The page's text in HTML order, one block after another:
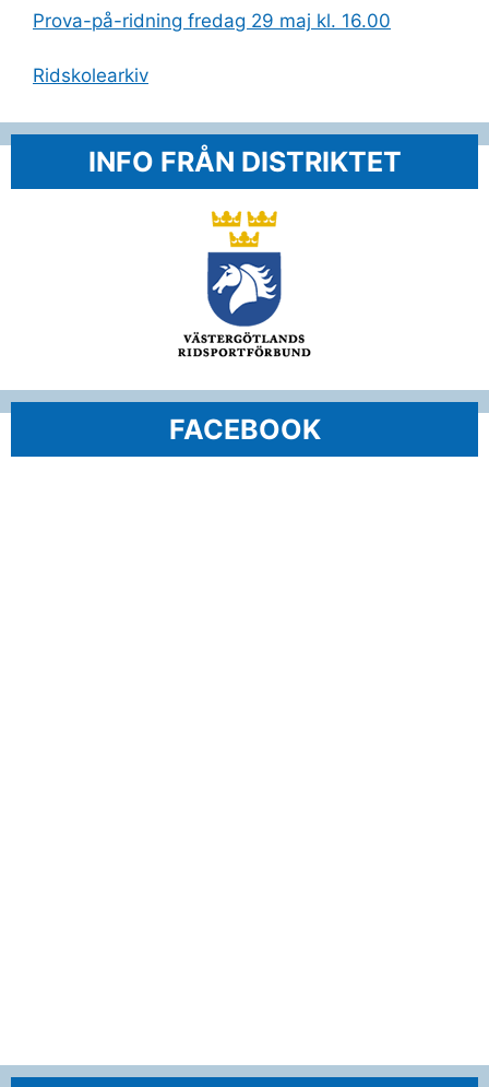
Prova-på-ridning fredag 29 maj kl. 16.00
Ridskolearkiv
INFO FRÅN DISTRIKTET
FACEBOOK